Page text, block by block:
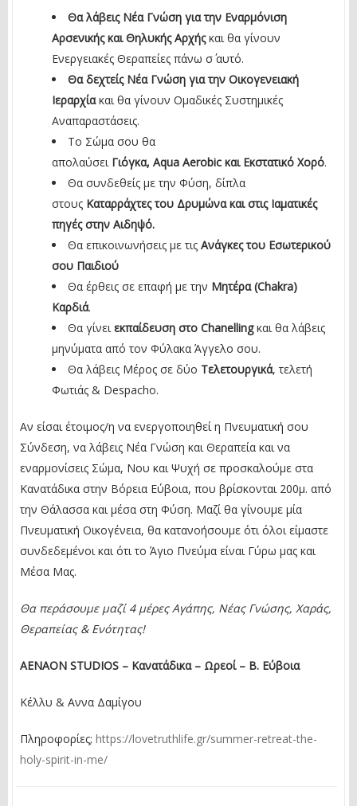
Θα λάβεις Νέα Γνώση για την Εναρμόνιση
Αρσενικής και Θηλυκής Αρχήςκαι θα γίνουν
Ενεργειακές Θεραπείες πάνω σ΄ αυτό.
Θα δεχτείς Νέα Γνώση για την Οικογενειακή
Ιεραρχίακαι θα γίνουν Ομαδικές Συστημικές
Αναπαραστάσεις.
Το Σώμα σου θα
απολαύσει Γιόγκα, Aqua Aerobic και Εκστατικό Χορό.
Θα συνδεθείς με την Φύση, δίπλα
στους Καταρράχτες του Δρυμώνα και στις Ιαματικές
πηγές στην Αιδηψό.
Θα επικοινωνήσεις με τις Ανάγκες του Εσωτερικού
σου Παιδιού
Θα έρθεις σε επαφή με την Μητέρα (Chakra)
Καρδιά.
Θα γίνειεκπαίδευση στο Chanellingκαι θα λάβεις
μηνύματα από τον Φύλακα Άγγελο σου.
Θα λάβεις Μέρος σε δύο Τελετουργικά, τελετή
Φωτιάς & Despacho.
Αν είσαι έτοιμος/η να ενεργοποιηθεί η Πνευματική σου
Σύνδεση, να λάβεις Νέα Γνώση και Θεραπεία και να
εναρμονίσεις Σώμα, Νου και Ψυχή σε προσκαλούμε στα
Κανατάδικα στην Βόρεια Εύβοια, που βρίσκονται 200μ. από
την Θάλασσα και μέσα στη Φύση. Μαζί θα γίνουμε μία
Πνευματική Οικογένεια, θα κατανοήσουμε ότι όλοι είμαστε
συνδεδεμένοι και ότι το Άγιο Πνεύμα είναι Γύρω μας και
Μέσα Μας.
Θα περάσουμε μαζί 4 μέρες Αγάπης, Νέας Γνώσης, Χαράς,
Θεραπείας & Ενότητας!
ΑΕΝΑΟΝ STUDIOS – Κανατάδικα – Ωρεοί – Β. Εύβοια
Κέλλυ & Αννα Δαμίγου
Πληροφορίες; https://lovetruthlife.gr/summer-retreat-the-
holy-spirit-in-me/